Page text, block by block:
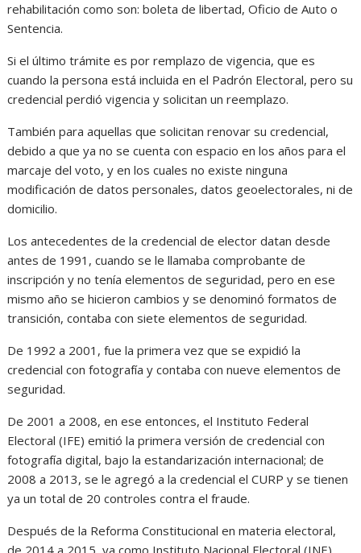
rehabilitación como son: boleta de libertad, Oficio de Auto o
Sentencia.
Si el último trámite es por remplazo de vigencia, que es
cuando la persona está incluida en el Padrón Electoral, pero su
credencial perdió vigencia y solicitan un reemplazo.
También para aquellas que solicitan renovar su credencial,
debido a que ya no se cuenta con espacio en los años para el
marcaje del voto, y en los cuales no existe ninguna
modificación de datos personales, datos geoelectorales, ni de
domicilio.
Los antecedentes de la credencial de elector datan desde
antes de 1991, cuando se le llamaba comprobante de
inscripción y no tenía elementos de seguridad, pero en ese
mismo año se hicieron cambios y se denominó formatos de
transición, contaba con siete elementos de seguridad.
De 1992 a 2001, fue la primera vez que se expidió la
credencial con fotografía y contaba con nueve elementos de
seguridad.
De 2001 a 2008, en ese entonces, el Instituto Federal
Electoral (IFE) emitió la primera versión de credencial con
fotografía digital, bajo la estandarización internacional; de
2008 a 2013, se le agregó a la credencial el CURP y se tienen
ya un total de 20 controles contra el fraude.
Después de la Reforma Constitucional en materia electoral,
de 2014 a 2015, ya como Instituto Nacional Electoral (INE)